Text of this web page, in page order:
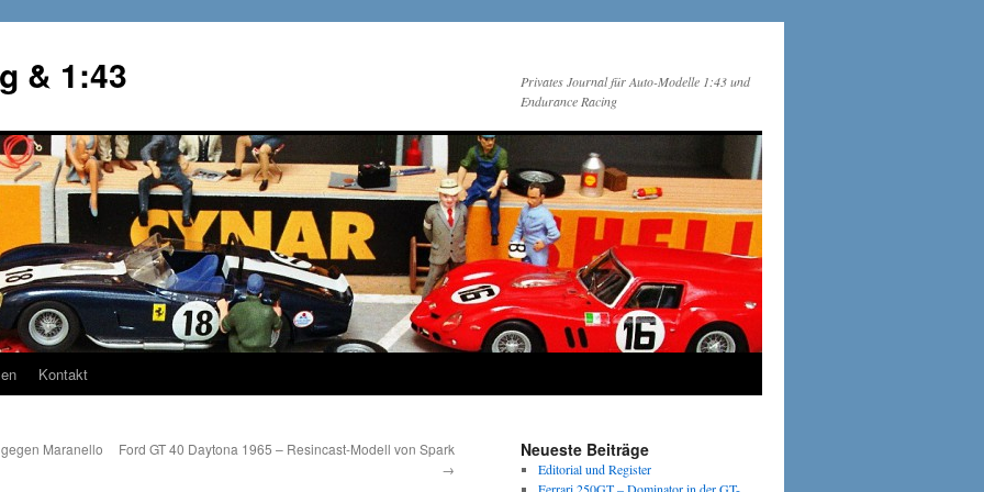
& 1:43
Privates Journal für Auto-Modelle 1:43 und
Endurance Racing
Kontakt
Maranello
Ford GT 40 Daytona 1965 – Resincast-Modell von Spark
→
Neueste Beiträge
Editorial und Register